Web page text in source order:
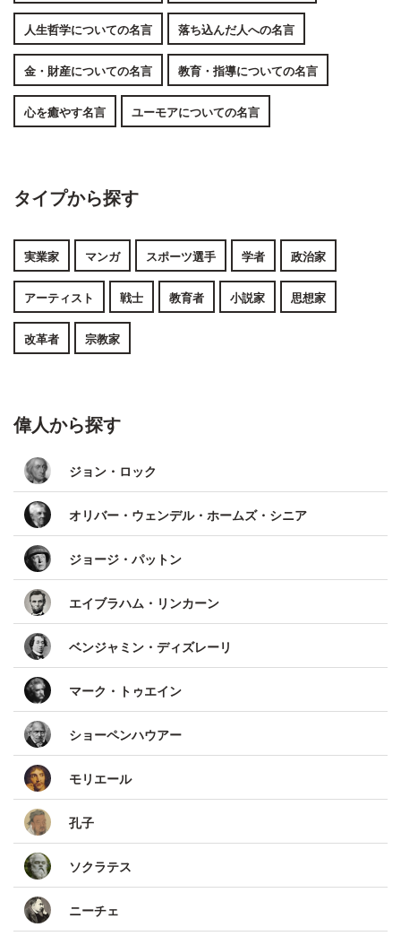
人生哲学についての名言 落ち込んだ人への名言
金・財産についての名言 教育・指導についての名言
心を癒やす名言 ユーモアについての名言
タイプから探す
実業家 マンガ スポーツ選手 学者 政治家
アーティスト 戦士 教育者 小説家 思想家
改革者 宗教家
偉人から探す
ジョン・ロック
オリバー・ウェンデル・ホームズ・シニア
ジョージ・パットン
エイブラハム・リンカーン
ベンジャミン・ディズレーリ
マーク・トゥエイン
ショーペンハウアー
モリエール
孔子
ソクラテス
ニーチェ